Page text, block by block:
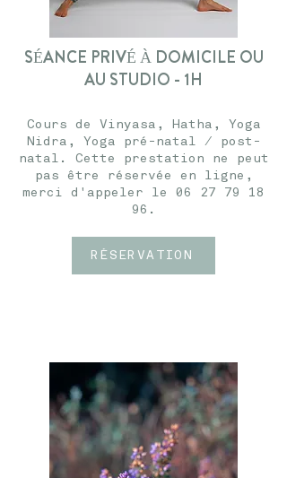
SÉANCE PRIVÉ À DOMICILE OU
AU STUDIO - 1H
Cours de Vinyasa, Hatha, Yoga
Nidra, Yoga pré-natal / post-
natal. Cette prestation ne peut
pas être réservée en ligne,
merci d'appeler le 06 27 79 18
96 .
RÉSERVATION